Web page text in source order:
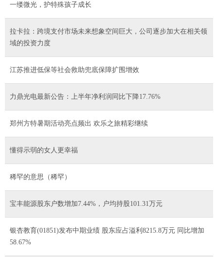
一缕微光，护特殊孩子成长
拉卡拉：跨境支付市场未来想象空间巨大，公司逐步加大在相关领
域的投资力度
江苏推进低保等社会救助兜底保障扩围增效
力鼎光电最新公告：上半年净利润同比下降17.76%
郑州方特暑期活动亮点频出 欢乐之旅精彩继续
懂得示弱的女人更幸福
稀罕的意思（稀罕）
宝丰能源股东户数增加7.44%，户均持股101.31万元
银杏教育(01851)发布中期业绩 股东应占溢利8215.8万元 同比增加
58.67%